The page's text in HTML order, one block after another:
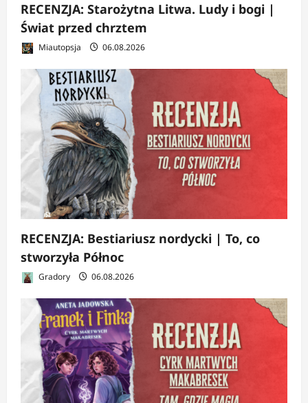
RECENZJA: Starożytna Litwa. Ludy i bogi |
Świat przed chrztem
Miautopsja 06.08.2026
RECENZJA: Bestiariusz nordycki | To, co
stworzyła Północ
Gradory 06.08.2026